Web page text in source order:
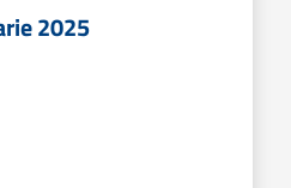
2025